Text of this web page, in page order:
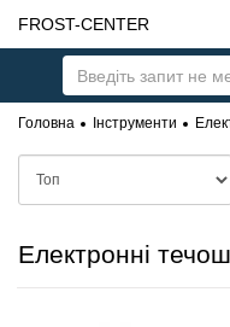
FROST-CENTER
Головна Інструменти
Електронні